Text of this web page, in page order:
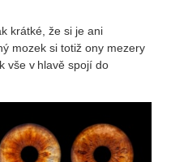
krátké, že si je ani
mozek si totiž ony mezery
vše v hlavě spojí do